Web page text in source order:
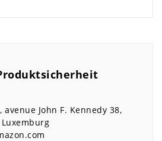
avenue John F. Kennedy 38
Luxemburg